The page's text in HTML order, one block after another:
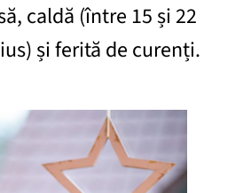
caldă (între 15 și 22
și ferită de curenți.